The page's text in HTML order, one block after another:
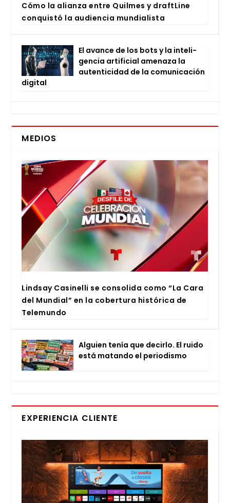
Cómo la alian­za entre Quil­mes y draftLi­ne
con­quis­tó la audien­cia mun­dia­lis­ta
El avan­ce de los bots y la inte­li­
gen­cia arti­fi­cial ame­na­za la
auten­ti­ci­dad de la comu­ni­ca­ción
digi­tal
MEDIOS
Lind­say Casi­ne­lli se con­so­li­da como “La Cara
del Mun­dial” en la cober­tu­ra his­tó­ri­ca de
Tele­mun­do
Alguien tenía que decir­lo. El rui­do
está matan­do el perio­dis­mo
EXPERIENCIA CLIENTE